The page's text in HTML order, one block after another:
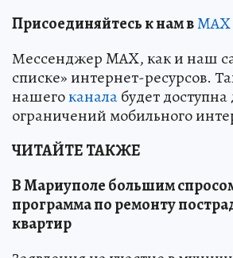
Присоединяйтесь к нам вMAX
Мессенджер MAX, как и наш
списке» интернет-ресурсов.
нашегоканалабудет
ограничений мобильного
ЧИТАЙТЕ ТАКЖЕ
В Мариуполе большим
программа по ремонту
квартир